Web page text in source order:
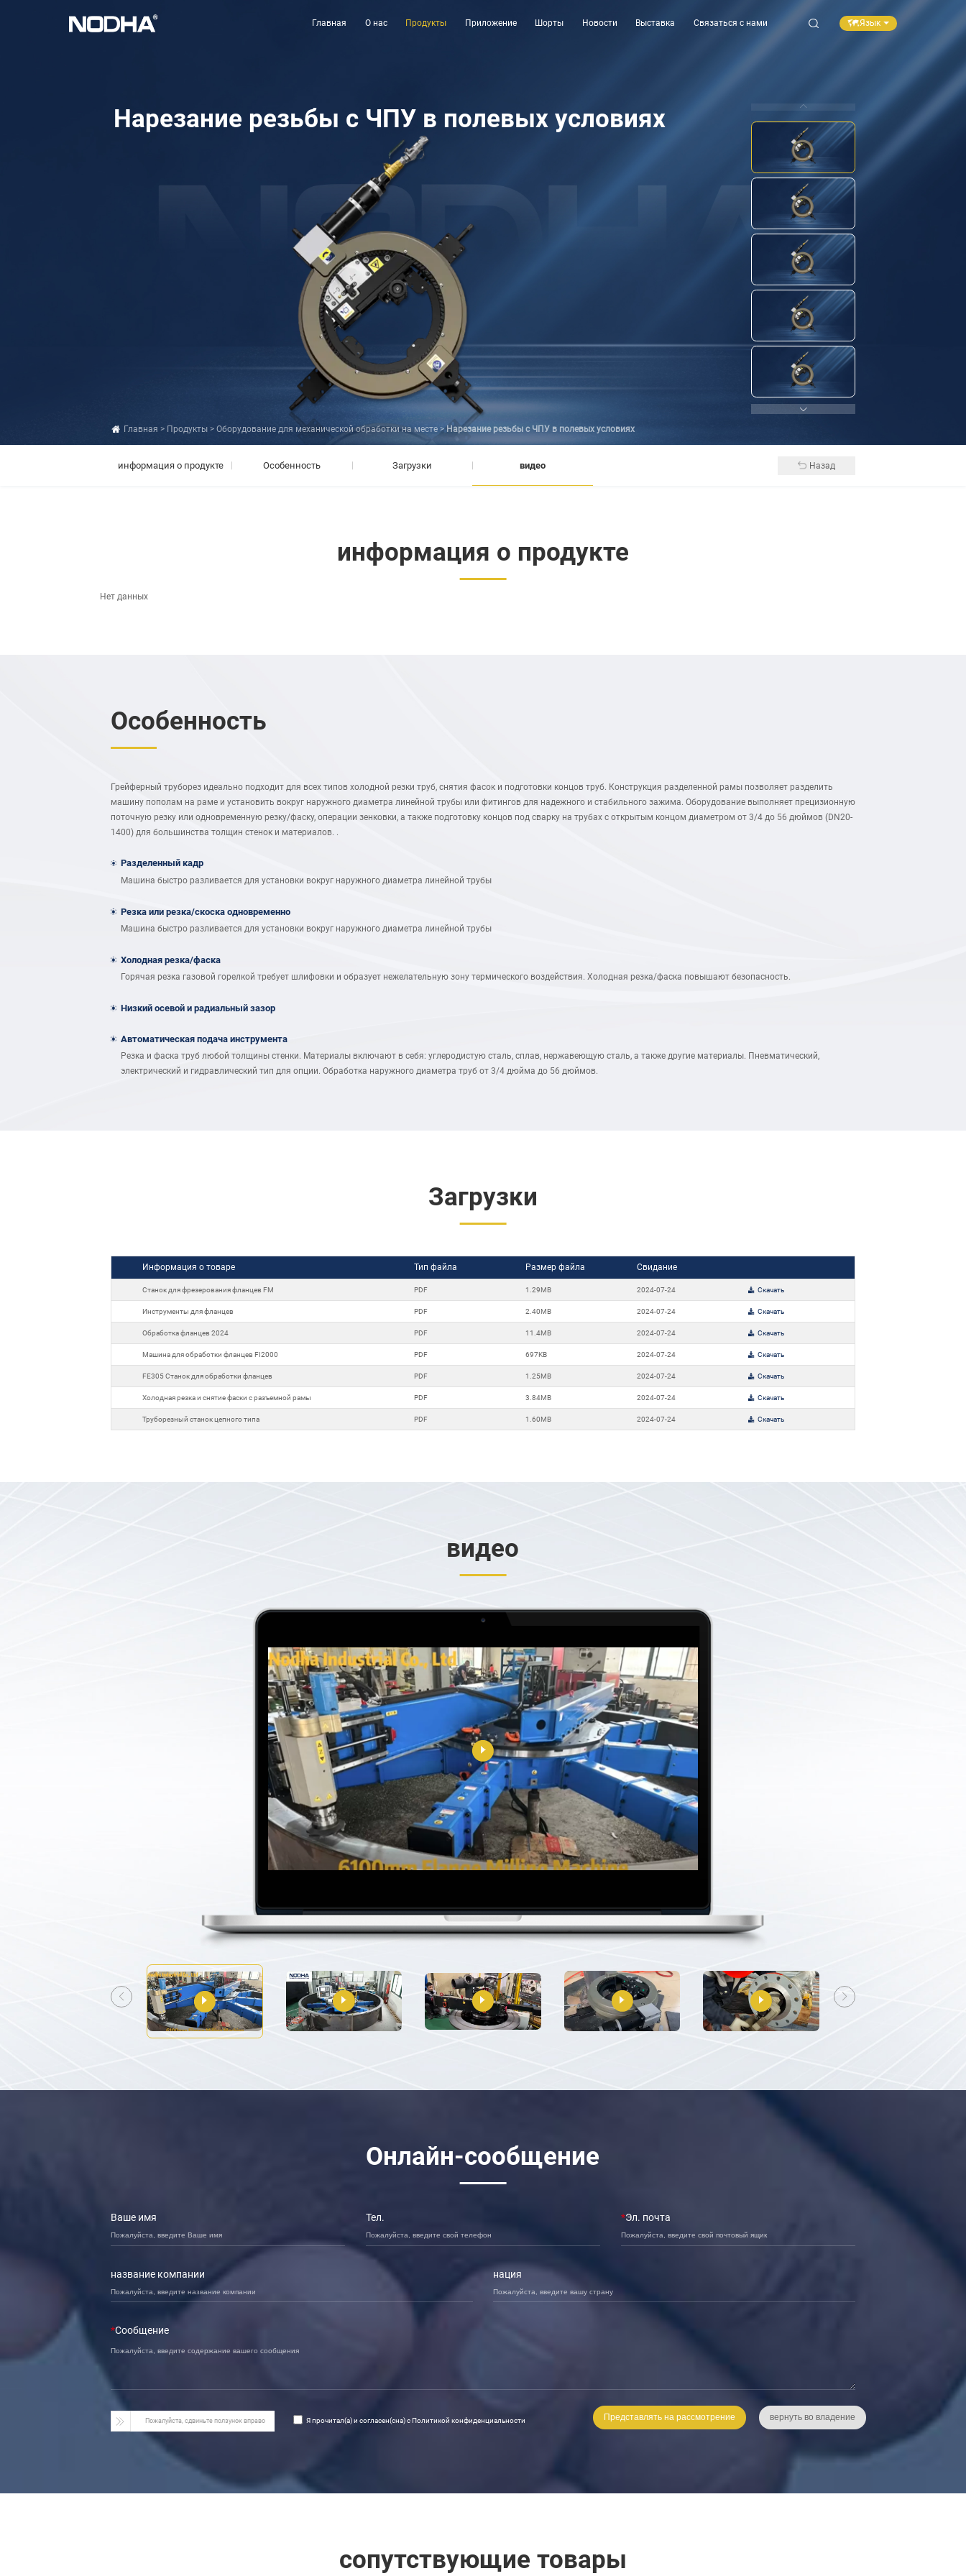
Главная О нас Продукты Приложение Шорты Новости Выставка Связаться с нами Язык
Нарезание резьбы с ЧПУ в полевых условиях
Главная > Продукты> Оборудование для механической обработки на месте>Нарезание резьбы с ЧПУ в полевых условиях
информация о продукте Особенность Загрузки видео Назад
информация о продукте
Нет данных
Особенность
Грейферный труборез идеально подходит для всех типов холодной резки труб, снятия фасок и подготовки концов труб. Конструкция разделенной рамы позволяет разделить
машину пополам на раме и установить вокруг наружного диаметра линейной трубы или фитингов для надежного и стабильного зажима. Оборудование выполняет прецизионную
поточную резку или одновременную резку/фаску, операции зенковки, а также подготовку концов под сварку на трубах с открытым концом диаметром от 3/4 до 56 дюймов (DN20-
1400) для большинства толщин стенок и материалов. .
Разделенный кадр
Машина быстро разливается для установки вокруг наружного диаметра линейной трубы
Резка или резка/скоска одновременно
Машина быстро разливается для установки вокруг наружного диаметра линейной трубы
Холодная резка/фаска
Горячая резка газовой горелкой требует шлифовки и образует нежелательную зону термического воздействия. Холодная резка/фаска повышают безопасность.
Низкий осевой и радиальный зазор
Автоматическая подача инструмента
Резка и фаска труб любой толщины стенки. Материалы включают в себя: углеродистую сталь, сплав, нержавеющую сталь, а также другие материалы. Пневматический,
электрический и гидравлический тип для опции. Обработка наружного диаметра труб от 3/4 дюйма до 56 дюймов.
Загрузки
Информация о товаре Тип файла Размер файла Свидание
Станок для фрезерования фланцев FM PDF 1.29MB 2024-07-24 Скачать
Инструменты для фланцев PDF 2.40MB 2024-07-24 Скачать
Обработка фланцев 2024 PDF 11.4MB 2024-07-24 Скачать
Машина для обработки фланцев FI2000 PDF 697KB 2024-07-24 Скачать
FE305 Станок для обработки фланцев PDF 1.25MB 2024-07-24 Скачать
Холодная резка и снятие фаски с разъемной рамы PDF 3.84MB 2024-07-24 Скачать
Труборезный станок цепного типа PDF 1.60MB 2024-07-24 Скачать
видео
Онлайн-сообщение
Ваше имя Тел. *Эл. почта
название компании нация
*Сообщение
Пожалуйста, сдвиньте ползунок вправо Я прочитал(а) и согласен(сна) с Политикой конфиденциальности
сопутствующие товары